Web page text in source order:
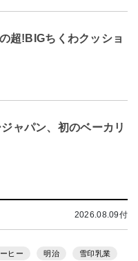
超!BIGちくわクッショ
ャパン、初のベーカリ
2026.08.09付
ヒー 明治 雪印乳業